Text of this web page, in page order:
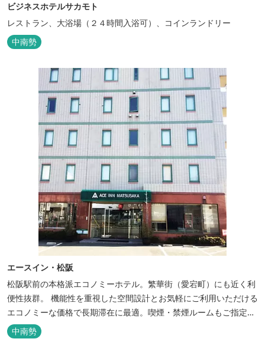
ビジネスホテルサカモト
レストラン、大浴場（２４時間入浴可）、コインランドリー
中南勢
エースイン・松阪
松阪駅前の本格派エコノミーホテル。繁華街（愛宕町）にも近く利
便性抜群。 機能性を重視した空間設計とお気軽にご利用いただける
エコノミーな価格で長期滞在に最適。喫煙・禁煙ルームもご指定い
ただけます。 無料サービス ・３０種類以上の和洋朝食ビュッフェ
（6:30～9:30） ・アルコールも無料のウェルカムドリンクサービス
中南勢